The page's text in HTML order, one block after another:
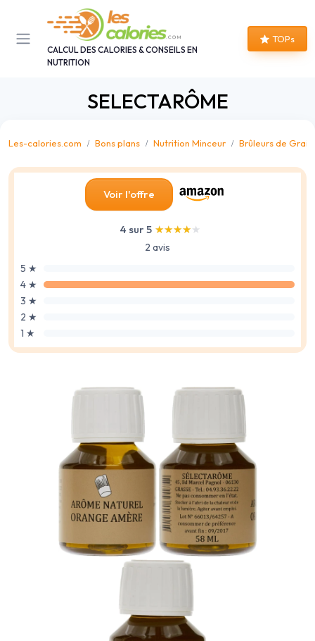
CALCUL DES CALORIES & CONSEILS EN
NUTRITION
TOPs
SELECTARÔME
Les-calories.com Bons plans Nutrition Minceur Brûleurs de
Voir l'offre
4 sur 5 ★★★★★
★★★★★
2 avis
5 ★
4 ★
3 ★
2 ★
1 ★
Panneau de gestion des cookies